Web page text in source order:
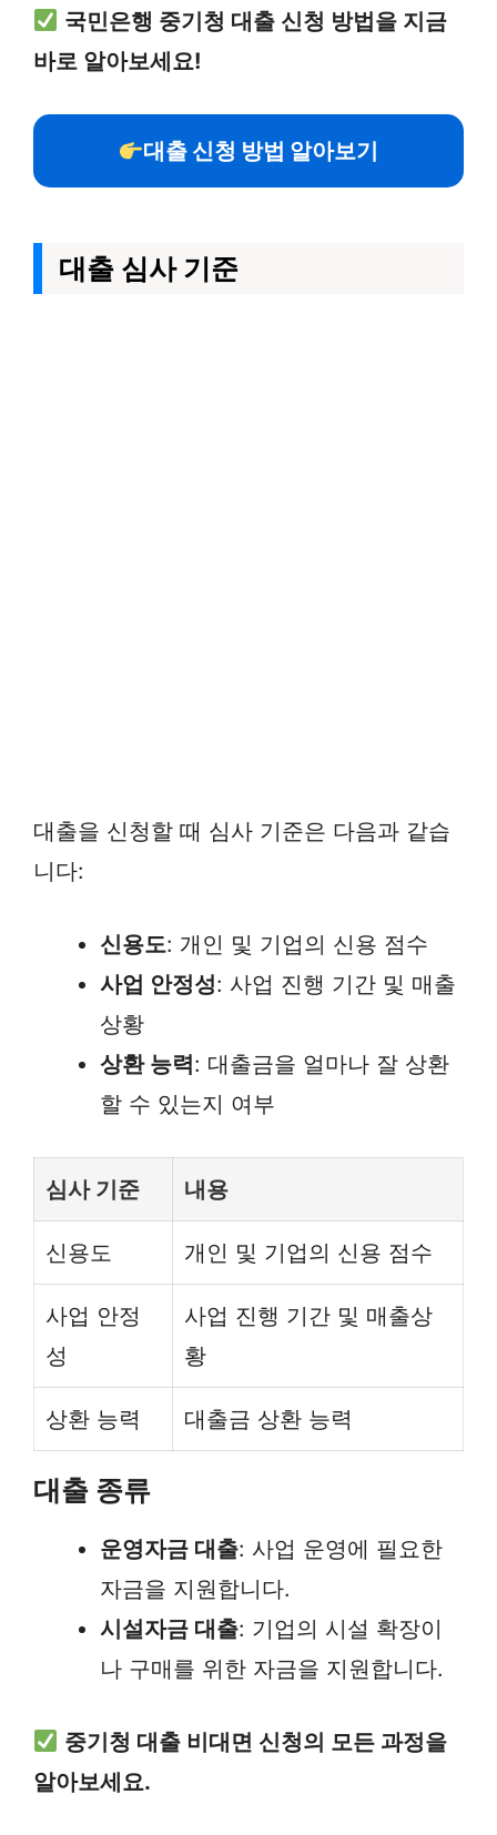
국민은행 중기청 대출 신청 방법을 지금
바로 알아보세요!
대출 신청 방법 알아보기
대출 심사 기준
대출을 신청할 때 심사 기준은 다음과 같습
니다:
신용도: 개인 및 기업의 신용 점수
사업 안정성: 사업 진행 기간 및 매출
상황
상환 능력: 대출금을 얼마나 잘 상환
할 수 있는지 여부
심사 기준 내용
신용도 개인 및 기업의 신용 점수
사업 안정
성
사업 진행 기간 및 매출상
황
상환 능력 대출금 상환 능력
대출 종류
운영자금 대출: 사업 운영에 필요한
자금을 지원합니다.
시설자금 대출: 기업의 시설 확장이
나 구매를 위한 자금을 지원합니다.
중기청 대출 비대면 신청의 모든 과정을
알아보세요.